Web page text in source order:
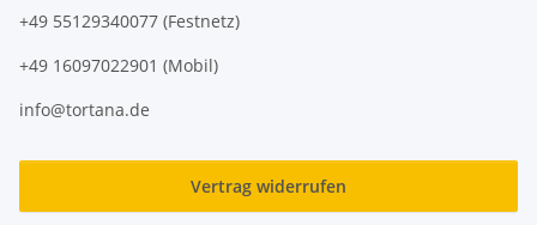
+49 55129340077 (Festnetz)
+49 16097022901 (Mobil)
info@tortana.de
Vertrag widerrufen